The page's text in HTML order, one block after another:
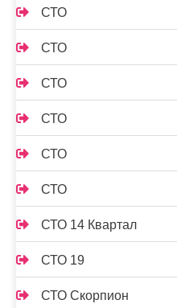
СТО
СТО
СТО
СТО
СТО
СТО
СТО 14 Квартал
СТО 19
СТО Скорпион